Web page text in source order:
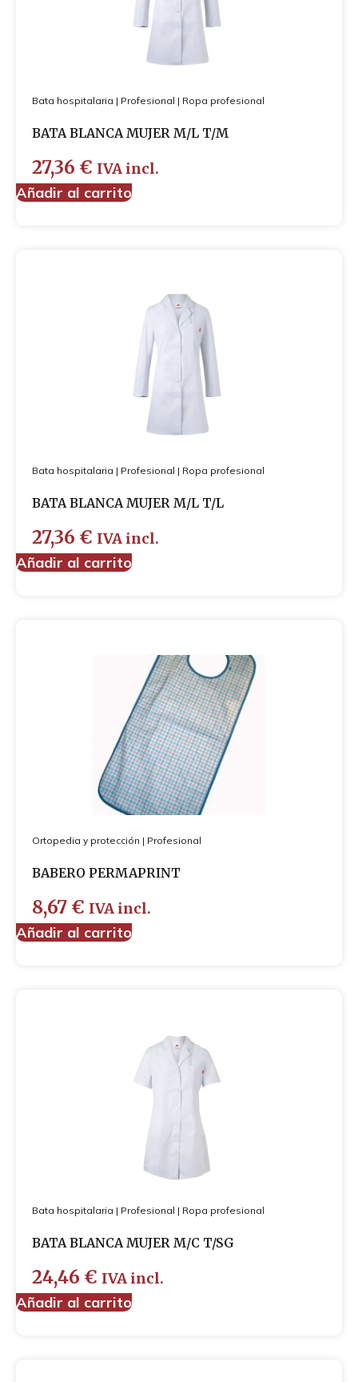
Sábanas encimeras
Albornoces
Profesional
Desechables
Ortopedia y protección
Ropa profesional
Chaquetas de punto
Bata hospitalaria | Profesional | Ropa profesional
BATA BLANCA MUJER M/L T/M
27,36 € IVA incl.
Añadir al carrito
Bata hospitalaria | Profesional | Ropa profesional
BATA BLANCA MUJER M/L T/L
27,36 € IVA incl.
Añadir al carrito
Ortopedia y protección | Profesional
BABERO PERMAPRINT
8,67 € IVA incl.
Añadir al carrito
Bata hospitalaria | Profesional | Ropa profesional
BATA BLANCA MUJER M/C T/SG
24,46 € IVA incl.
Añadir al carrito